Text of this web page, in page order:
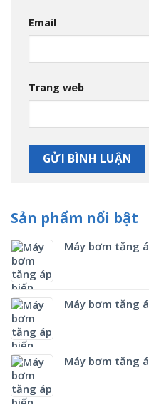
Email
Trang web
Sản phẩm nổi bật
Máy bơm tăng
Máy bơm tăng
Máy bơm tăng